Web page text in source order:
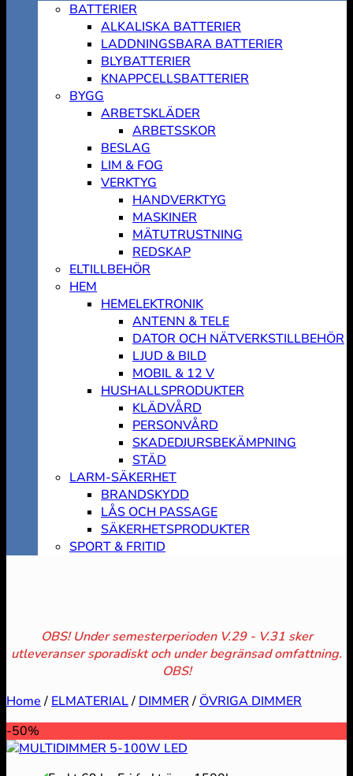
BATTERIER
ALKALISKA BATTERIER
LADDNINGSBARA BATTERIER
BLYBATTERIER
KNAPPCELLSBATTERIER
BYGG
ARBETSKLÄDER
ARBETSSKOR
BESLAG
LIM & FOG
VERKTYG
HANDVERKTYG
MASKINER
MÄTUTRUSTNING
REDSKAP
ELTILLBEHÖR
HEM
HEMELEKTRONIK
ANTENN & TELE
DATOR OCH NÄTVERKSTILLBEHÖR
LJUD & BILD
MOBIL & 12 V
HUSHALLSPRODUKTER
KLÄDVÅRD
PERSONVÅRD
SKADEDJURSBEKÄMPNING
STÄD
LARM-SÄKERHET
BRANDSKYDD
LÅS OCH PASSAGE
SÄKERHETSPRODUKTER
SPORT & FRITID
OBS! Under semesterperioden V.29 - V.31 sker
utleveranser sporadiskt och under begränsad omfattning.
OBS!
Home / ELMATERIAL/ DIMMER / ÖVRIGA DIMMER
-50%